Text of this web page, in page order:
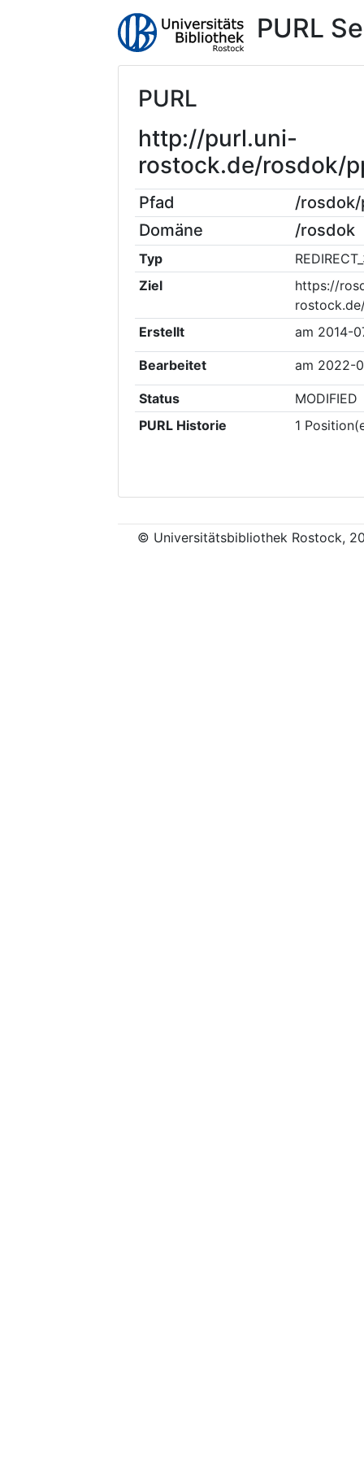
PURL
PURL
http://purl.uni-
rostock.de/rosdok/
Pfad
/
Domäne
/rosdok
Typ
Ziel
https://
Erstellt
am 2014-
Bearbeitet am 2022-
Status
MODIFIED
PURL Historie
1
© Universitätsbibliothek Rostock,